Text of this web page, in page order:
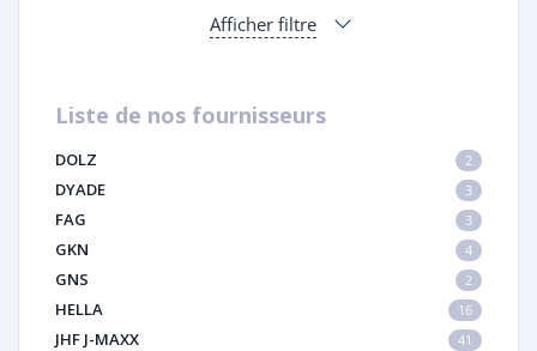
Afficher filtre
Liste de nos fournisseurs
DOLZ 2
DYADE 3
FAG 3
GKN 4
GNS 2
HELLA 16
JHF J-MAXX 41